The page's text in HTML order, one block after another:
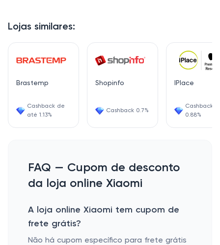
Lojas similares:
Brastemp
Cashback de
até 1.13%
Shopinfo
Cashback 0.7%
IPlace
Cashback
0.88%
FAQ — Cupom de desconto
da loja online Xiaomi
A loja online Xiaomi tem cupom de
frete grátis?
Não há cupom específico para frete grátis